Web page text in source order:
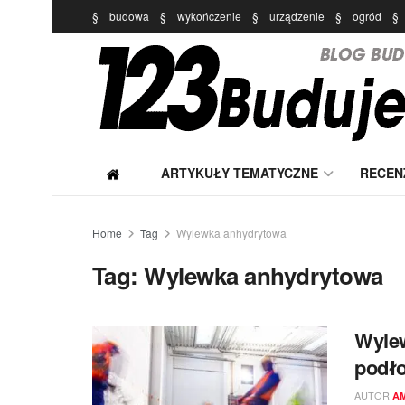
§ budowa § wykończenie § urządzenie § ogród §
ARTYKUŁY TEMATYCZNE
Home Tag Wylewka anhydrytowa
Tag:Wylewka anhydrytowa
AUTOR